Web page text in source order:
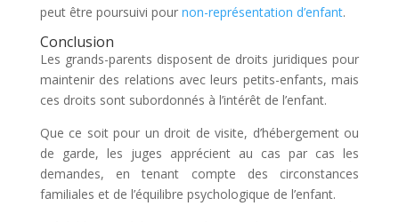
peut être poursuivi pour non-représentation d’enfant.
Conclusion
Les grands-parents disposent de droits juridiques pour
maintenir des relations avec leurs petits-enfants, mais
ces droits sont subordonnés à l’intérêt de l’enfant.
Que ce soit pour un droit de visite, d’hébergement ou
de garde, les juges apprécient au cas par cas les
demandes, en tenant compte des circonstances
familiales et de l’équilibre psychologique de l’enfant.